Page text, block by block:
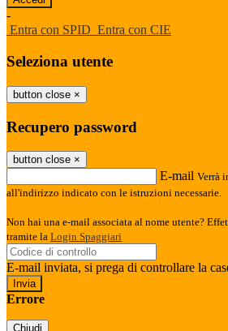
-
Entra con SPID Entra con CIE
Seleziona utente
button close ×
Recupero password
button close ×
E-mail Verrà
all'indirizzo indicato con le istruzioni necessarie.
Non hai una e-mail associata al nome utente?
tramite la Login Spaggiari
E-mail inviata, si prega di controllare la
Errore
Chiudi